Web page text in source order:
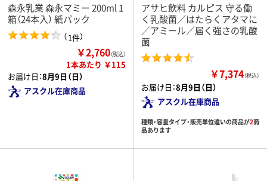
森永乳業 森永マミー 200ml 1
箱（24本入） 紙パック
（1件）
￥2,760（税込）
1本あたり ￥115
お届け日：8月9日（日）
アスクル在庫商品
アサヒ飲料 カルピス 守る働
く乳酸菌／はたらくアタマに
／アミール／届く強さの乳酸
菌
￥7,374（税込）
お届け日：8月9日（日）
アスクル在庫商品
種類・容量タイプ・販売単位違いの商品が2商
品あります